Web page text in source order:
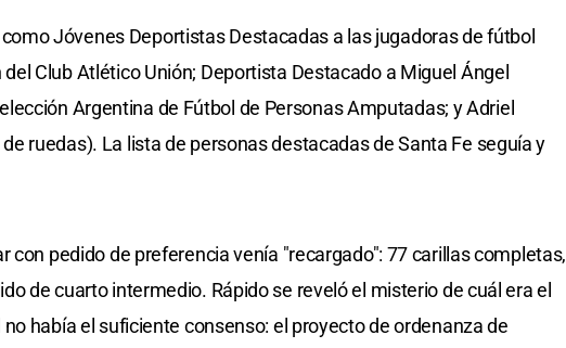
Jóvenes Deportistas Destacadas a las jugadoras de fútbol
Club Atlético Unión; Deportista Destacado a Miguel Ángel
Argentina de Fútbol de Personas Amputadas; y Adriel
ruedas). La lista de personas destacadas de Santa Fe seguía y
con pedido de preferencia venía "recargado": 77 carillas completas,
de cuarto intermedio. Rápido se reveló el misterio de cuál era el
había el suficiente consenso: el proyecto de ordenanza de